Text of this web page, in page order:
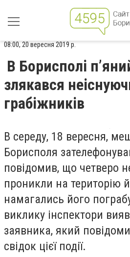
08:00, 20 вересня 2019 р.
В Борисполі
злякався
грабіжників
В середу, 18 вересня,
Борисполя
повідомив, що четверо
проникли на територію
намагались його
виклику інспектори
заявника, який
свідок цієї події.